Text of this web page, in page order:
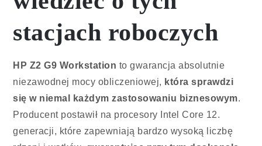
stacjach roboczych
HP Z2 G9 Workstation to gwarancja absolutnie
niezawodnej mocy obliczeniowej, która sprawdzi
się w niemal każdym zastosowaniu biznesowym.
Producent postawił na procesory Intel Core 12.
generacji, które zapewniają bardzo wysoką liczbę